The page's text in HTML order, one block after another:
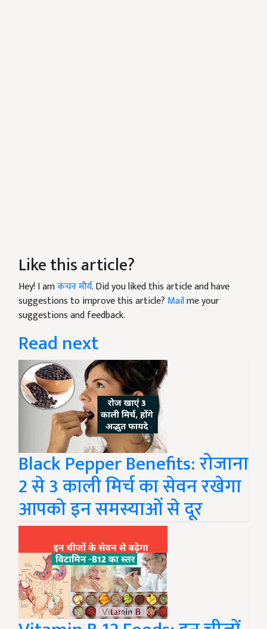
Like this article?
Hey! I amकंचन मौर्य. Did you liked this article and have
suggestions to improve this article? Mailme your
suggestions and feedback.
Read next
Black Pepper Benefits: रोजाना
2 से 3 काली मिर्च का सेवन रखेगा
आपको इन समस्याओं से दूर